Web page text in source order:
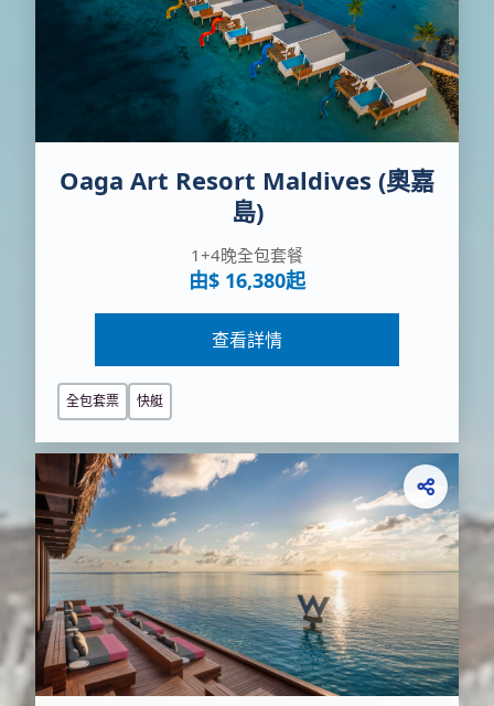
Oaga Art Resort Maldives (奧嘉
島)
1+4晚全包套餐
由$ 16,380起
查看詳情
全包套票 快艇